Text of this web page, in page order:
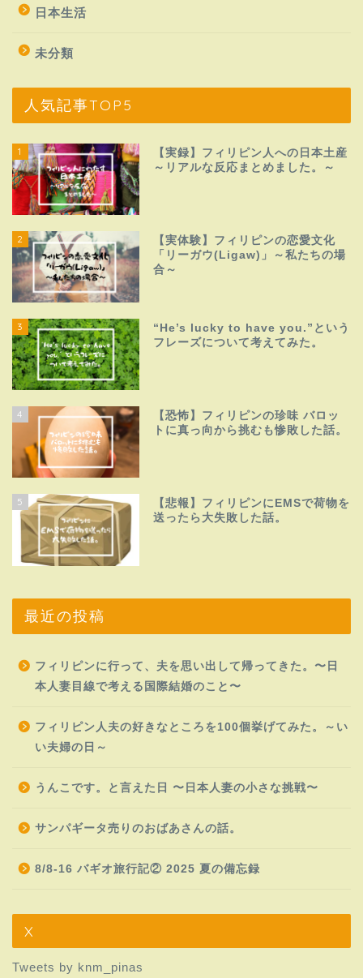
日本生活
未分類
人気記事TOP5
1
【実録】フィリピン人への日本土産
～リアルな反応まとめました。～
2
【実体験】フィリピンの恋愛文化
「リーガウ(Ligaw)」～私たちの場
合～
3
“He’s lucky to have you.”という
フレーズについて考えてみた。
4
【恐怖】フィリピンの珍味 バロッ
トに真っ向から挑むも惨敗した話。
5
【悲報】フィリピンにEMSで荷物を
送ったら大失敗した話。
最近の投稿
フィリピンに行って、夫を思い出して帰ってきた。〜日
本人妻目線で考える国際結婚のこと〜
フィリピン人夫の好きなところを100個挙げてみた。～い
い夫婦の日～
うんこです。と言えた日 〜日本人妻の小さな挑戦〜
サンパギータ売りのおばあさんの話。
8/8-16 バギオ旅行記② 2025 夏の備忘録
X
Tweets by knm_pinas